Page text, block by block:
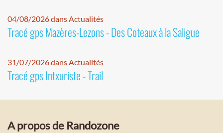
04/08/2026 dans Actualités
Tracé gps Mazères-Lezons - Des Coteaux à la Saligue
31/07/2026 dans Actualités
Tracé gps Intxuriste - Trail
A propos de Randozone